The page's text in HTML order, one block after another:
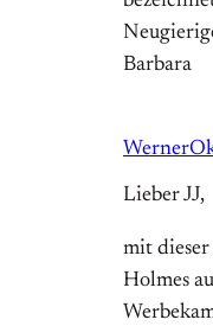
Barbara
Werner
Lieber JJ,
mit dieser
Holmes